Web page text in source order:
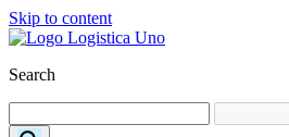
Skip to content
Search